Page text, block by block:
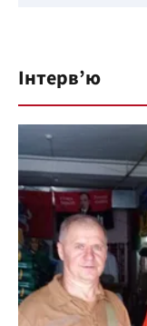
Інтерв’ю